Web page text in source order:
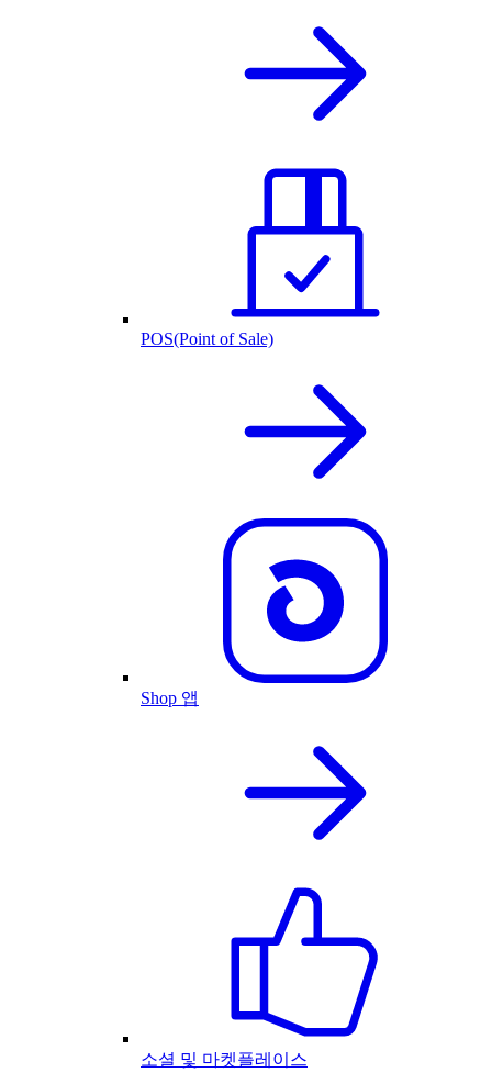
POS(Point of Sale)
Shop 앱
소셜 및 마켓플레이스